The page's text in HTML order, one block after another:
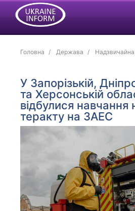
Головна Держава Надзвичайна
У Запорізькій,
та Херсонській
відбулися навчання
теракту на ЗАЕС